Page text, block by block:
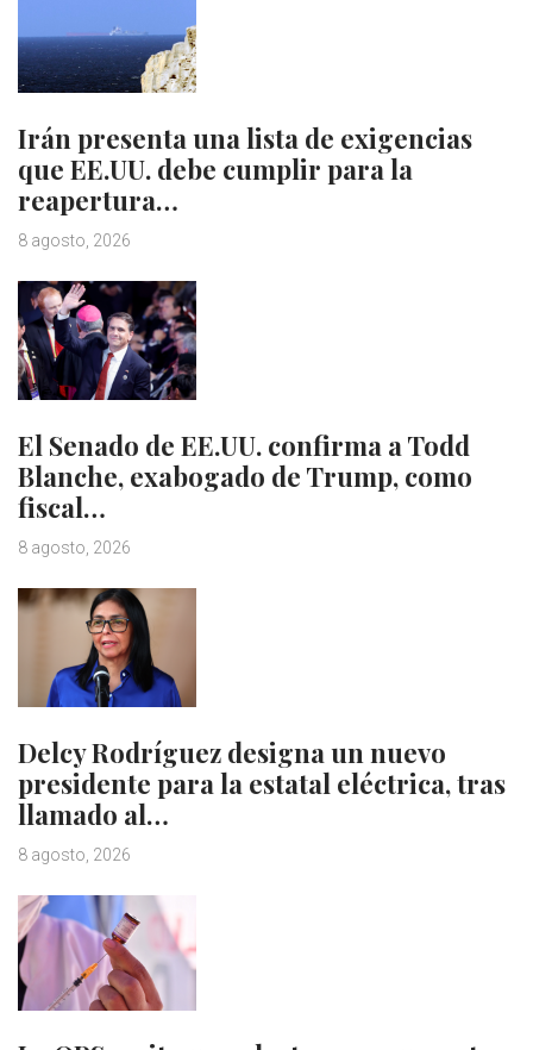
Irán presenta una lista de exigencias
que EE.UU. debe cumplir para la
reapertura…
8 agosto, 2026
El Senado de EE.UU. confirma a Todd
Blanche, exabogado de Trump, como
fiscal…
8 agosto, 2026
Delcy Rodríguez designa un nuevo
presidente para la estatal eléctrica, tras
llamado al…
8 agosto, 2026